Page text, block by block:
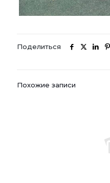
Поделиться
Похожие записи